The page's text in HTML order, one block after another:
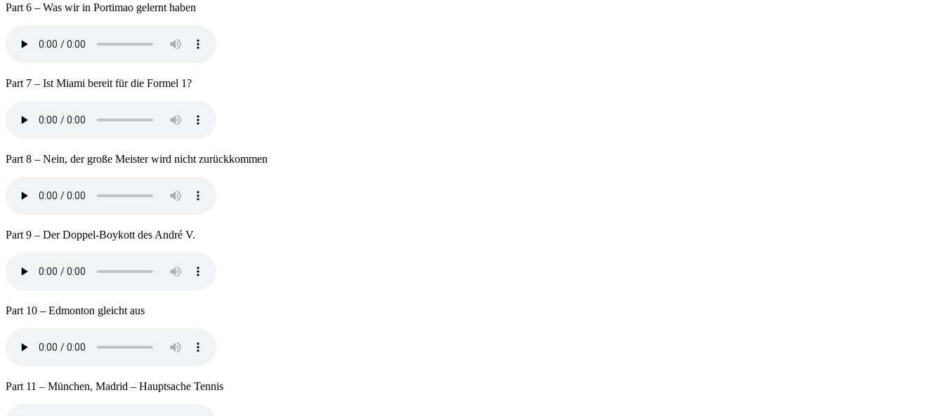
Part 6 – Was wir in Portimao gelernt haben
Part 7 – Ist Miami bereit für die Formel 1?
Part 8 – Nein, der große Meister wird nicht zurückkommen
Part 9 – Der Doppel-Boykott des André V.
Part 10 – Edmonton gleicht aus
Part 11 – München, Madrid – Hauptsache Tennis